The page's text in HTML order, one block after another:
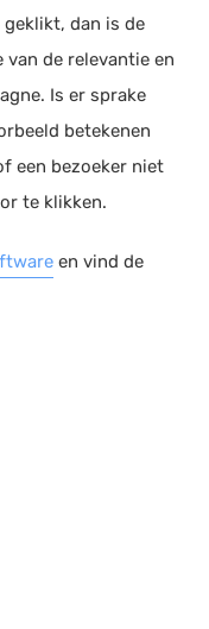
dan is de
van de relevantie en
Is er sprake
betekenen
een bezoeker niet
te klikken.
en vind de